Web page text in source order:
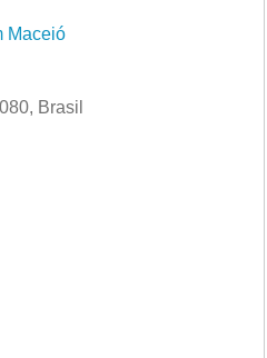
Maceió
Brasil